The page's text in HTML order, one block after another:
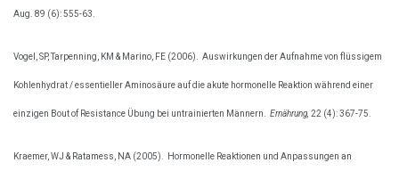
Aug. 89 (6): 555-63.
Vogel, SP, Tarpenning, KM & Marino, FE (2006). Auswirkungen der Aufnahme von flüssigem
Kohlenhydrat / essentieller Aminosäure auf die akute hormonelle Reaktion während einer
einzigen Bout of Resistance Übung bei untrainierten Männern. Ernährung, 22 (4): 367-75.
Kraemer, WJ & Ratamess, NA (2005). Hormonelle Reaktionen und Anpassungen an